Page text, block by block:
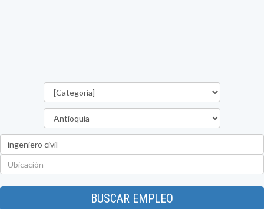
BUSCAR EMPLEO